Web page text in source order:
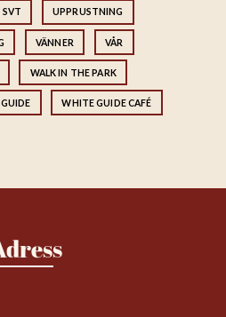
SVT UPPRUSTNING
VÄNNER VÅR
WALK IN THE PARK
WHITE GUIDE CAFÉ